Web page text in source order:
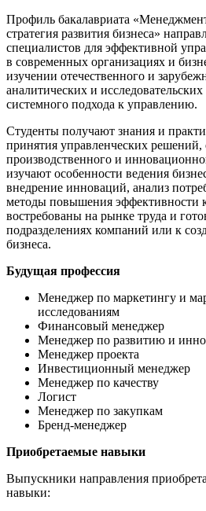
Профиль бакалавриата
стратегия развития бизнеса»
специалистов для эффективной
в современных организациях и
изучении отечественного и
аналитических и
системного подхода к управлению.
Студенты получают знания и
принятия управленческих решений,
производственного и
изучают особенности ведения
внедрение инноваций, анализ
методы повышения эффективности
востребованы на рынке труда и
подразделениях компаний или к
бизнеса.
Будущая профессия
Менеджер по маркетингу и
исследованиям
Финансовый менеджер
Менеджер по развитию и
Менеджер проекта
Инвестиционный менеджер
Менеджер по качеству
Логист
Менеджер по закупкам
Бренд-менеджер
Приобретаемые навыки
Выпускники направления
навыки: